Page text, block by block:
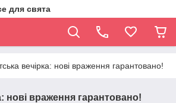
для свята
вечірка: нові враження гарантовано!
нові враження гарантовано!